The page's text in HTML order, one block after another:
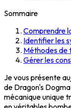
Sommaire
Comprendre
Identifier les
Méthodes de
Gérer les
Je vous présente
de Dragon's Dogma
mécanique unique